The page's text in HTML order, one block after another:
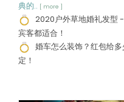
典的.. [ more ]
2020户外草地婚礼发型
宾客都适合！
婚车怎么装饰？红包给
定！